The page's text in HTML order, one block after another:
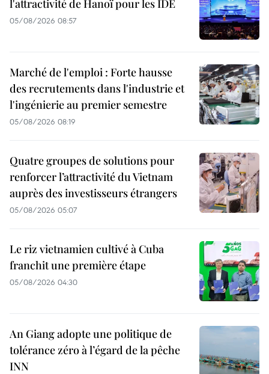
l'attractivité de Hanoï pour les IDE
05/08/2026 08:57
Marché de l'emploi : Forte hausse
des recrutements dans l'industrie et
l'ingénierie au premier semestre
05/08/2026 08:19
Quatre groupes de solutions pour
renforcer l’attractivité du Vietnam
auprès des investisseurs étrangers
05/08/2026 05:07
Le riz vietnamien cultivé à Cuba
franchit une première étape
05/08/2026 04:30
An Giang adopte une politique de
tolérance zéro à l’égard de la pêche
INN